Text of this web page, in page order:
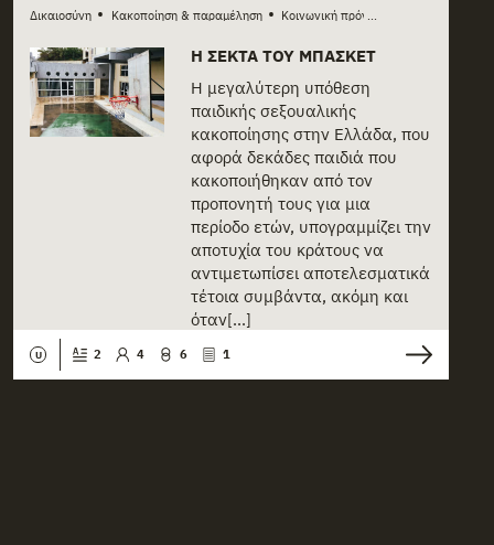
Δικαιοσύνη • Κακοποίηση & παραμέληση • Κοινωνική πρόνοια
Η ΣΈΚΤΑ ΤΟΥ ΜΠΆΣΚΕΤ
Η μεγαλύτερη υπόθεση
παιδικής σεξουαλικής
κακοποίησης στην Ελλάδα, που
αφορά δεκάδες παιδιά που
κακοποιήθηκαν από τον
προπονητή τους για μια
περίοδο ετών, υπογραμμίζει την
αποτυχία του κράτους να
αντιμετωπίσει αποτελεσματικά
τέτοια συμβάντα, ακόμη και
όταν[...]
U 2 4 6 1